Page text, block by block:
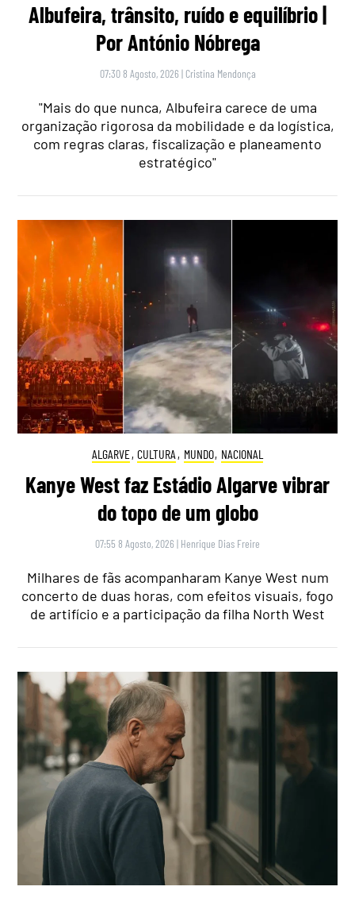
Albufeira, trânsito, ruído e equilíbrio |
Por António Nóbrega
07:30 8 Agosto, 2026 | Cristina Mendonça
"Mais do que nunca, Albufeira carece de uma
organização rigorosa da mobilidade e da logística,
com regras claras, fiscalização e planeamento
estratégico"
ALGARVE, CULTURA , MUNDO, NACIONAL
Kanye West faz Estádio Algarve vibrar
do topo de um globo
07:55 8 Agosto, 2026 | Henrique Dias Freire
Milhares de fãs acompanharam Kanye West num
concerto de duas horas, com efeitos visuais, fogo
de artifício e a participação da filha North West